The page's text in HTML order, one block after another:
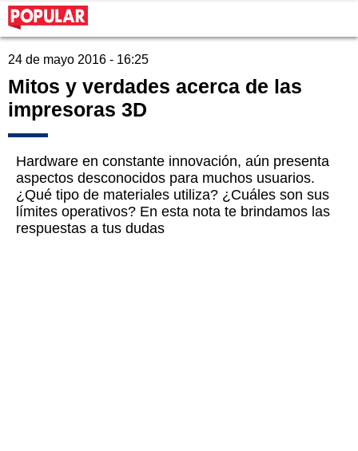
24 de mayo 2016 - 16:25
Mitos y verdades acerca de las
impresoras 3D
Hardware en constante innovación, aún presenta
aspectos desconocidos para muchos usuarios.
¿Qué tipo de materiales utiliza? ¿Cuáles son sus
límites operativos? En esta nota te brindamos las
respuestas a tus dudas